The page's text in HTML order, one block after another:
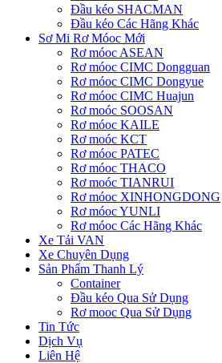
Đầu kéo SHACMAN
Đầu kéo Các Hãng Khác
Sơ Mi Rơ Móoc Mới
Rơ móoc ASEAN
Rơ móoc CIMC Dongguan
Rơ móoc CIMC Dongyue
Rơ móoc CIMC Huajun
Rơ moóc SOOSAN
Rơ móoc KAILE
Rơ moóc KCT
Rơ móoc PATEC
Rơ móoc THACO
Rơ moóc TIANRUI
Rơ móoc XINHONGDONG
Rơ móoc YUNLI
Rơ móoc Các Hãng Khác
Xe Tải VAN
Xe Chuyên Dụng
Sản Phẩm Thanh Lý
Container
Đầu kéo Qua Sử Dụng
Rơ mooc Qua Sử Dụng
Tin Tức
Dịch Vụ
Liên Hệ